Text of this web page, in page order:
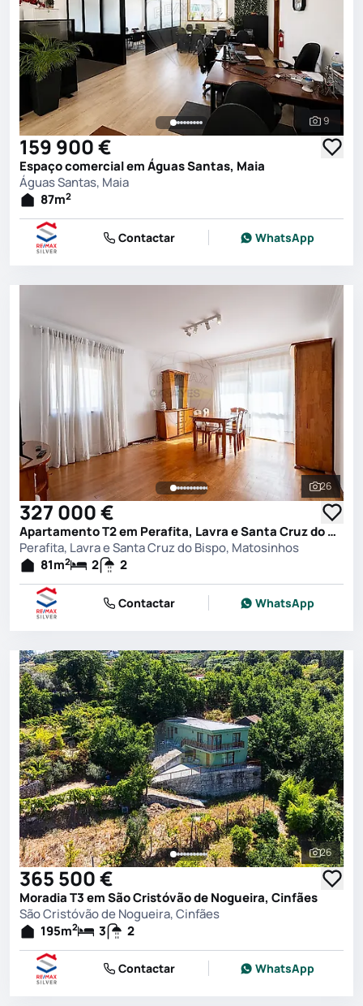
Ver
9
159 900 €
Espaço comercial em Águas Santas, Maia
Águas Santas, Maia
87m2
Contactar WhatsApp
Ver
26
327 000 €
Apartamento T2 em Perafita, Lavra e Santa Cruz do Bispo, Matosinhos
Perafita, Lavra e Santa Cruz do Bispo, Matosinhos
81m2 2 2
Contactar WhatsApp
Ver
26
365 500 €
Moradia T3 em São Cristóvão de Nogueira, Cinfães
São Cristóvão de Nogueira, Cinfães
195m2 3 2
Contactar WhatsApp